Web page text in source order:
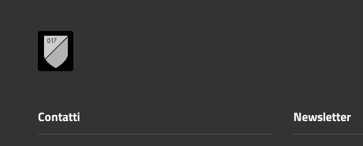
Contatti Newsletter